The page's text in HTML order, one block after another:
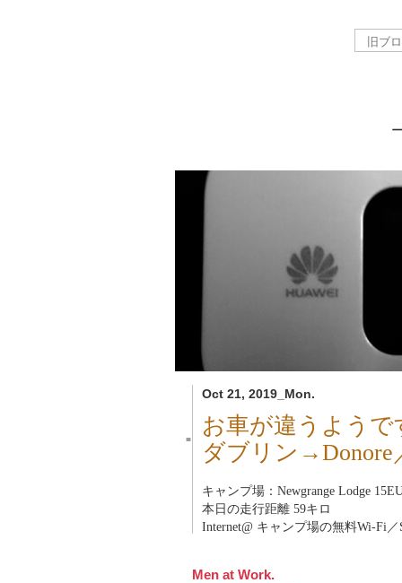
Oct 21, 2019_Mon.
■
お車が違うよう
ダブリン→Donore
キャンプ場：Newgrange Lodge
本日の走行距離 59キロ
Internet@ キャンプ場の無料Wi-Fi
Men at Work.